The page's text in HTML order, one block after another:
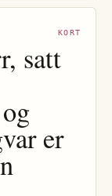
KORT
satt
er